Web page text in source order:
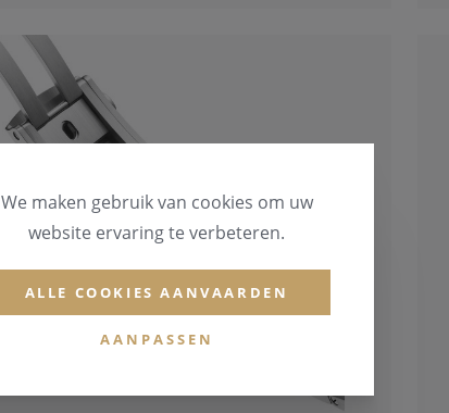
We maken gebruik van cookies om uw
website ervaring te verbeteren.
ALLE COOKIES AANVAARDEN
AANPASSEN